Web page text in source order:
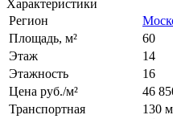
Характеристики
Регион
Площадь, м²
60
Этаж
14
Этажность
16
Цена руб./м²
46
Транспортная
130